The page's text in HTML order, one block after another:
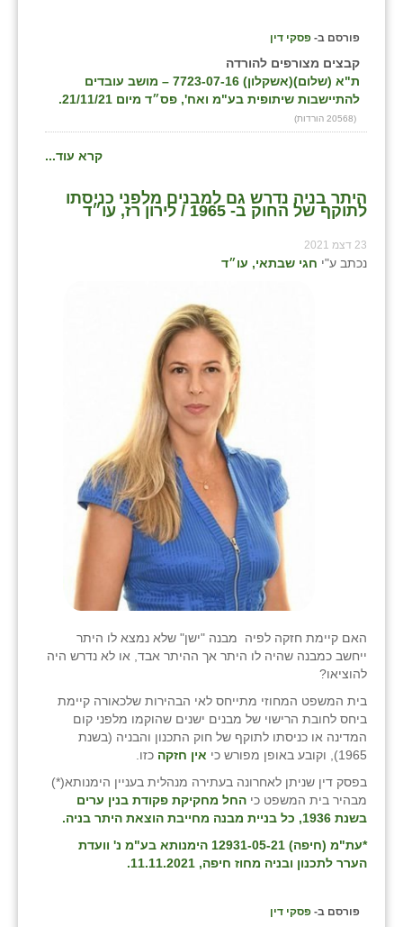
פורסם ב- פסקי דין
קבצים מצורפים להורדה
ת"א (שלום)(אשקלון) 7723-07-16 – מושב עובדים
להתיישבות שיתופית בע"מ ואח', פס״ד מיום 21/11/21.
(20568 הורדות)
קרא עוד...
היתר בניה נדרש גם למבנים מלפני כניסתו
לתוקף של החוק ב- 1965 / לירון רז, עו״ד
23 דצמ 2021
נכתב ע"י חגי שבתאי, עו״ד
האם קיימת חזקה לפיה מבנה "ישן" שלא נמצא לו היתר
ייחשב כמבנה שהיה לו היתר אך ההיתר אבד, או לא נדרש היה
להוציאו?
בית המשפט המחוזי מתייחס לאי הבהירות שלכאורה קיימת
ביחס לחובת הרישוי של מבנים ישנים שהוקמו מלפני קום
המדינה או כניסתו לתוקף של חוק התכנון והבניה (בשנת
1965), וקובע באופן מפורש כי
אין חזקה כזו.
בפסק דין שניתן לאחרונה בעתירה מנהלית בעניין הימנותא(*)
מבהיר בית המשפט כי החל מחקיקת פקודת בנין ערים
בשנת 1936,
כל בניית מבנה מחייבת הוצאת היתר בניה.
*עת"מ (חיפה) 12931-05-21 הימנותא בע"מ נ' וועדת
הערר לתכנון ובניה מחוז חיפה, 11.11.2021.
פורסם ב- פסקי דין